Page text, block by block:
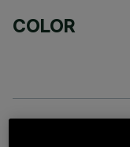
COLOR